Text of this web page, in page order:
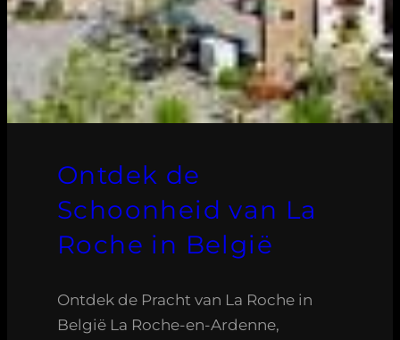
Ontdek de
Schoonheid van La
Roche in België
Ontdek de Pracht van La Roche in
België La Roche-en-Ardenne,